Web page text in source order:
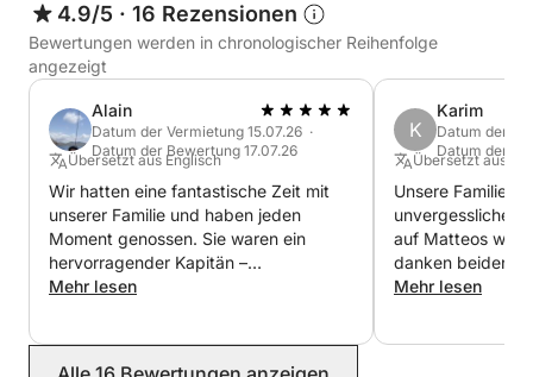
4.9/5 · 16 Rezensionen
Bewertungen werden in chronologischer Reihenfolge
angezeigt
Alain
Datum der Vermietung 15.07.26 ·
Datum der Bewertung 17.07.26
Übersetzt aus Englisch
Wir hatten eine fantastische Zeit mit
unserer Familie und haben jeden
Moment genossen. Sie waren ein
hervorragender Kapitän –
professionell, freundlich und stets
Mehr lesen
K
Karim
Datum der
Datum der
Übersetzt aus
Unsere Familie
unvergesslichen
auf Matteos
danken beiden
liebevolle und
Mehr lesen